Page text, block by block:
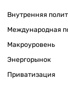
Внутренняя
Международная
Макроуровень
Энергорынок
Приватизация